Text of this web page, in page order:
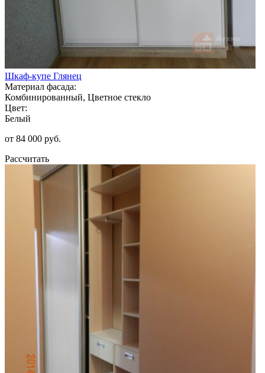
Шкаф-купе Глянец
Материал фасада:
Комбинированный, Цветное стекло
Цвет:
Белый
от 84 000 руб.
Рассчитать